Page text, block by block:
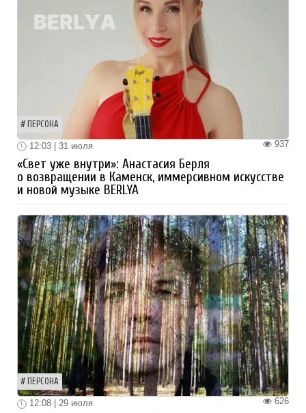
ПЕРСОНА
937
12:03 | 31 июля
«Свет уже внутри»: Анастасия Берля
о возвращении в Каменск, иммерсивном искусстве
и новой музыке BERLYA
ПЕРСОНА
626
12:08 | 29 июля